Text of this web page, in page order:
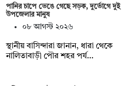
পানির চাপে ভেঙে গেছে সড়ক, দুর্ভোগে দুই
উপজেলার মানুষ
০৮ আগস্ট ২০২৬
স্থানীয় বাসিন্দারা জানান, ধারা থেকে
নালিতাবাড়ী পৌর শহর পর্য…